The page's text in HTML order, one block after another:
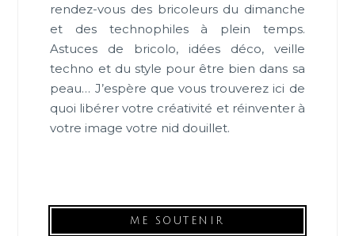
rendez-vous des bricoleurs du dimanche
et des technophiles à plein temps.
Astuces de bricolo, idées déco, veille
techno et du style pour être bien dans sa
peau… J’espère que vous trouverez ici de
quoi libérer votre créativité et réinventer à
votre image votre nid douillet.
ME SOUTENIR